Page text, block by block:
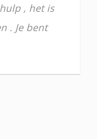
, het is
. Je bent